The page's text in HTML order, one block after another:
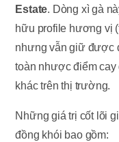
Estate. Dòng xì gà
hữu profile hương vị
nhưng vẫn giữ được
toàn nhược điểm cay
khác trên thị trường.
Những giá trị cốt lõi
đồng khói bao gồm: